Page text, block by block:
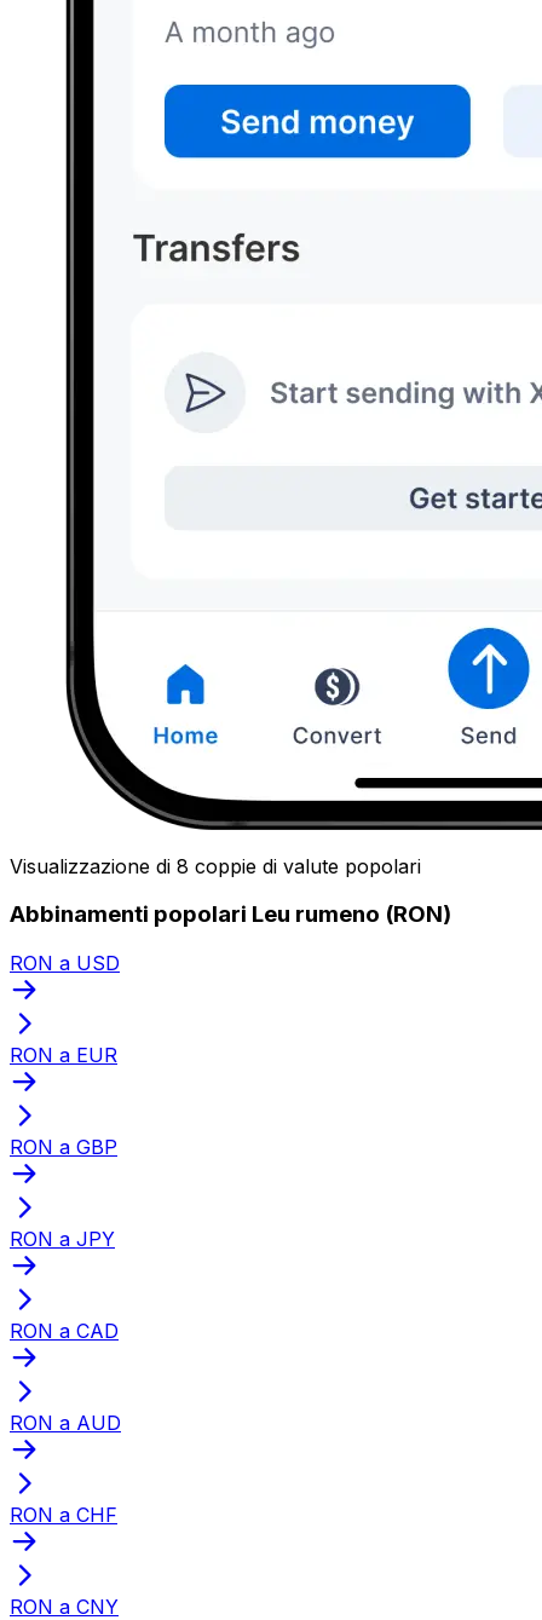
Visualizzazione di 8 coppie di valute popolari
Abbinamenti popolari Leu rumeno (RON)
RON a USD
RON a EUR
RON a GBP
RON a JPY
RON a CAD
RON a AUD
RON a CHF
RON a CNY